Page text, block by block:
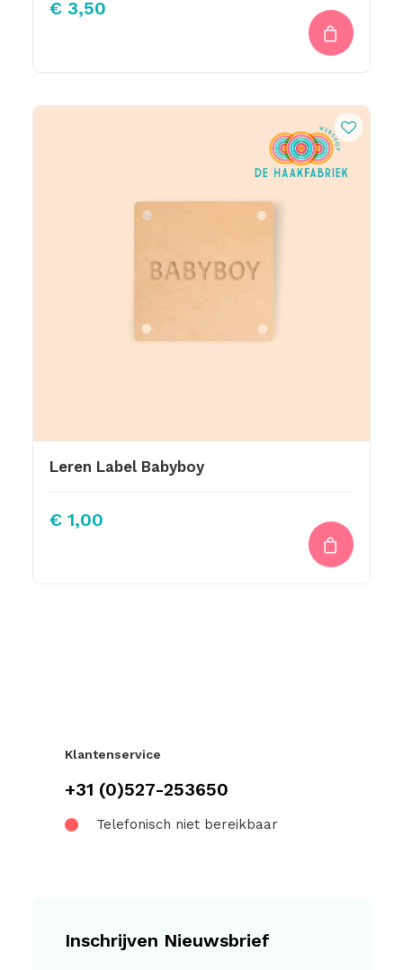
€ 3,50
Leren Label Babyboy
€ 1,00
Klantenservice
+31 (0)527-253650
Telefonisch niet bereikbaar
Inschrijven Nieuwsbrief